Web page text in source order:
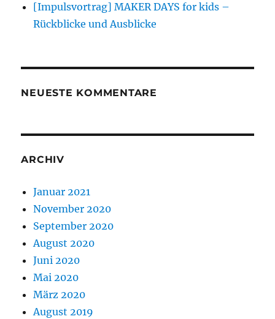
[Impulsvortrag] MAKER DAYS for kids –
Rückblicke und Ausblicke
NEUESTE KOMMENTARE
ARCHIV
Januar 2021
November 2020
September 2020
August 2020
Juni 2020
Mai 2020
März 2020
August 2019